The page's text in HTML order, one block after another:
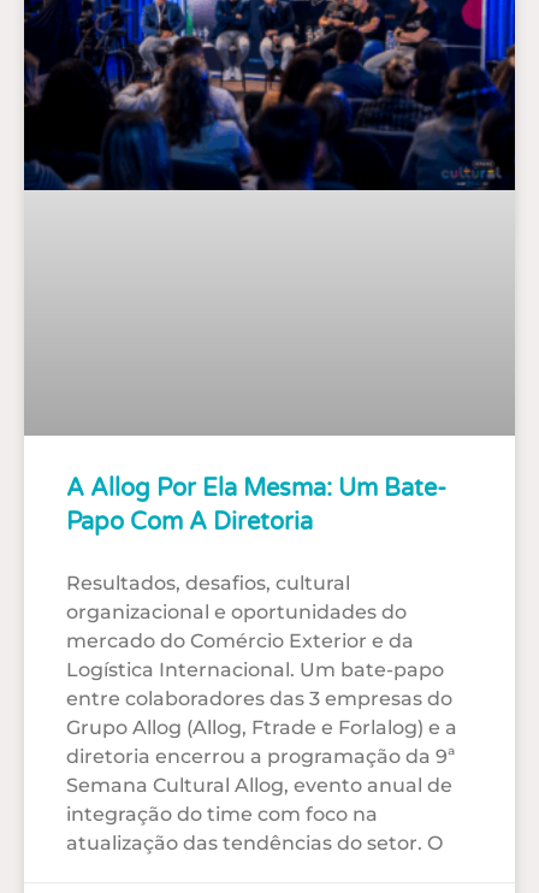
A Allog Por Ela Mesma: Um Bate-
Papo Com A Diretoria
Resultados, desafios, cultural
organizacional e oportunidades do
mercado do Comércio Exterior e da
Logística Internacional. Um bate-papo
entre colaboradores das 3 empresas do
Grupo Allog (Allog, Ftrade e Forlalog) e a
diretoria encerrou a programação da 9ª
Semana Cultural Allog, evento anual de
integração do time com foco na
atualização das tendências do setor. O